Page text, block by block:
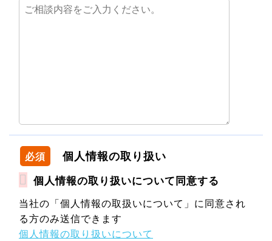
必須 個人情報の取り扱い
個人情報の取り扱いについて同意する
当社の「個人情報の取扱いについて」に同意され
る方のみ送信できます
個人情報の取り扱いについて